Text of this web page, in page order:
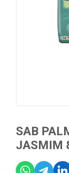
SAB
JASMIM